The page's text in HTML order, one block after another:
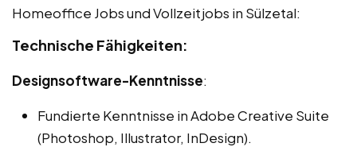
Homeoffice Jobs und Vollzeitjobs in Sülzetal:
Technische Fähigkeiten:
Designsoftware-Kenntnisse:
Fundierte Kenntnisse in Adobe Creative Suite
(Photoshop, Illustrator, InDesign).